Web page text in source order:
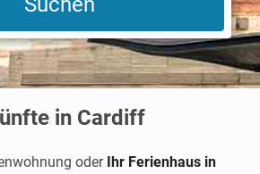
in Cardiff
oder Ihr Ferienhaus in